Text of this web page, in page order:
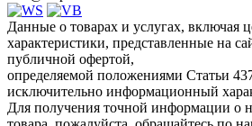
Данные о товарах и услугах, включая
характеристики, представленные на
публичной офертой,
определяемой положениями Статьи
исключительно информационный
Для получения точной информации о